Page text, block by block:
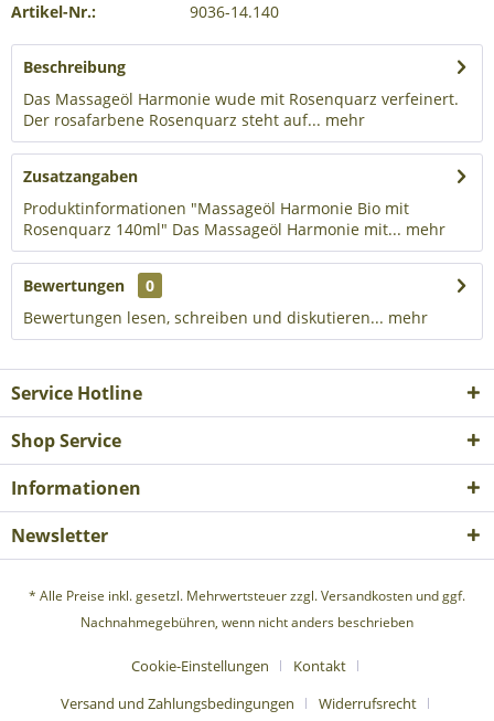
Artikel-Nr.: 9036-14.140
Beschreibung
Das Massageöl Harmonie wude mit Rosenquarz verfeinert.
Der rosafarbene Rosenquarz steht auf... mehr
Zusatzangaben
Produktinformationen "Massageöl Harmonie Bio mit
Rosenquarz 140ml" Das Massageöl Harmonie mit... mehr
Bewertungen
0
Bewertungen lesen, schreiben und diskutieren... mehr
Service Hotline
Shop Service
Informationen
Newsletter
* Alle Preise inkl. gesetzl. Mehrwertsteuer zzgl.Versandkosten und ggf.
Nachnahmegebühren, wenn nicht anders beschrieben
Cookie-Einstellungen
Kontakt
Versand und Zahlungsbedingungen
Widerrufsrecht